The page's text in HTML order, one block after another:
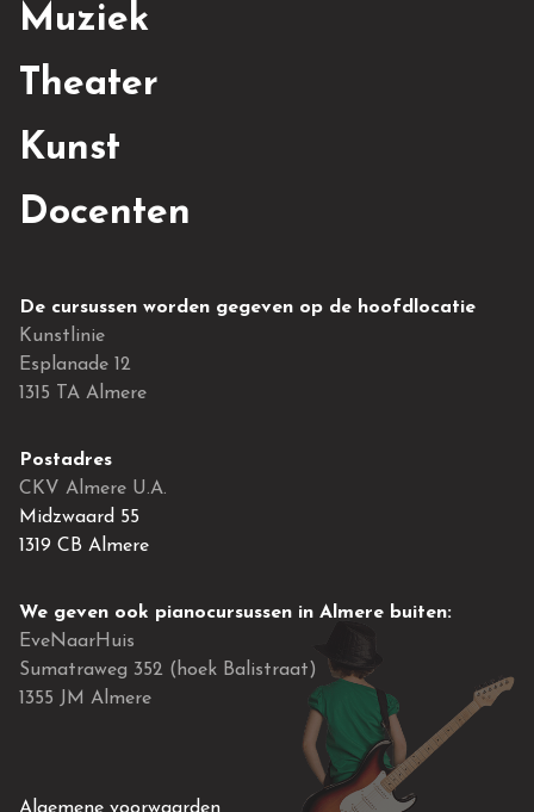
Muziek
Theater
Kunst
Docenten
De cursussen worden gegeven op de hoofdlocatie
Kunstlinie
Esplanade 12
1315 TA Almere
Postadres
CKV Almere U.A.
Midzwaard 55
1319 CB Almere
We geven ook pianocursussen in Almere buiten:
EveNaarHuis
Sumatraweg 352 (hoek Balistraat)
1355 JM Almere